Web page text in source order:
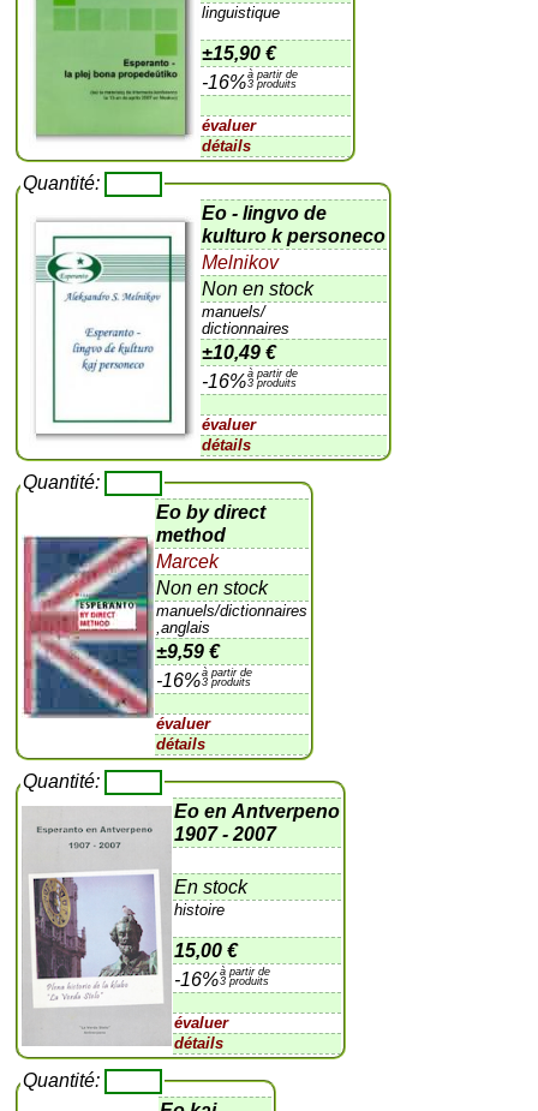
linguistique
±15,90 €
-16%à partir de
3 produits
évaluer
détails
Quantité:
Eo - lingvo de
kulturo k personeco
Melnikov
Non en stock
manuels/
dictionnaires
±10,49 €
-16%à partir de
3 produits
évaluer
détails
Quantité:
Eo by direct
method
Marcek
Non en stock
manuels/dictionnaires
,anglais
±9,59 €
-16%à partir de
3 produits
évaluer
détails
Quantité:
Eo en Antverpeno
1907 - 2007
En stock
histoire
15,00 €
-16%à partir de
3 produits
évaluer
détails
Quantité: